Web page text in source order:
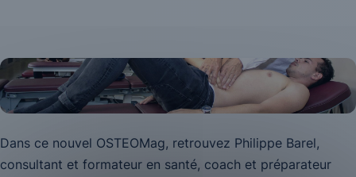
Dans ce nouvel OSTEOMag, retrouvez Philippe Barel,
consultant et formateur en santé, coach et préparateur